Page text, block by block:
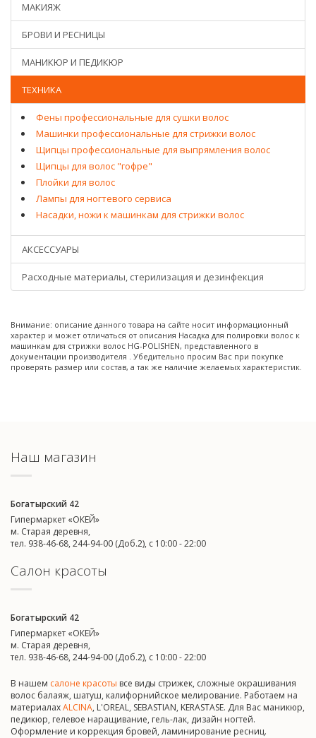
МАКИЯЖ
БРОВИ И РЕСНИЦЫ
МАНИКЮР И ПЕДИКЮР
ТЕХНИКА
Фены профессиональные для сушки волос
Машинки профессиональные для стрижки волос
Щипцы профессиональные для выпрямления волос
Щипцы для волос "гофре"
Плойки для волос
Лампы для ногтевого сервиса
Насадки, ножи к машинкам для стрижки волос
АКСЕССУАРЫ
Расходные материалы, стерилизация и дезинфекция
Внимание: описание данного товара на сайте носит информационный
характер и может отличаться от описания Насадка для полировки волос к
машинкам для стрижки волос HG-POLISHEN, представленного в
документации производителя . Убедительно просим Вас при покупке
проверять размер или состав, а так же наличие желаемых характеристик.
Наш магазин
Богатырский 42
Гипермаркет «ОКЕЙ»
м. Старая деревня,
тел. 938-46-68, 244-94-00 (Доб.2), c 10:00 - 22:00
Салон красоты
Богатырский 42
Гипермаркет «ОКЕЙ»
м. Старая деревня,
тел. 938-46-68, 244-94-00 (Доб.2), c 10:00 - 22:00
В нашем салоне красоты все виды стрижек, сложные окрашивания
волос балаяж, шатуш, калифорнийское мелирование. Работаем на
материалахALCINA, L'OREAL, SEBASTIAN, KERASTASE. Для Вас маникюр,
педикюр, гелевое наращивание, гель-лак, дизайн ногтей.
Оформление и коррекция бровей, ламинирование ресниц.